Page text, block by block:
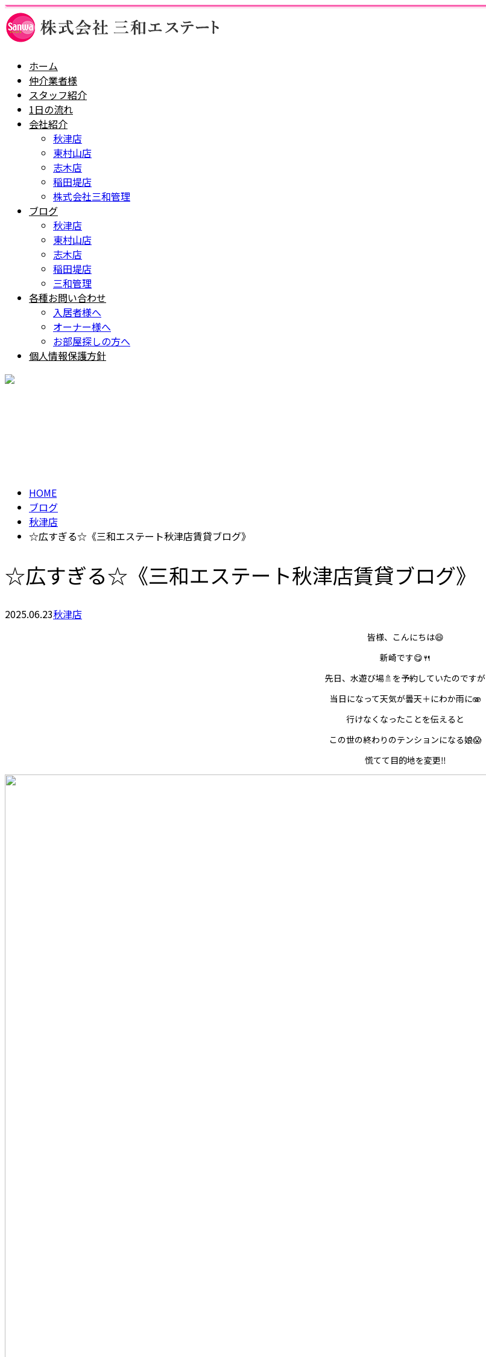
ホーム
仲介業者様
スタッフ紹介
1日の流れ
会社紹介
秋津店
東村山店
志木店
稲田堤店
株式会社三和管理
ブログ
秋津店
東村山店
志木店
稲田堤店
三和管理
各種お問い合わせ
入居者様へ
オーナー様へ
お部屋探しの方へ
個人情報保護方針
HOME
ブログ
秋津店
☆広すぎる☆《三和エステート秋津店賃貸ブログ》
☆広すぎる☆《三和エステート秋津店賃貸ブログ》
2025.06.23秋津店
皆様、こんにちは😄
新崎です😋🍴
先日、水遊び場🚿を予約していたのですが
当日になって天気が曇天＋にわか雨に🫨
行けなくなったことを伝えると
この世の終わりのテンションになる娘😱
慌てて目的地を変更‼️